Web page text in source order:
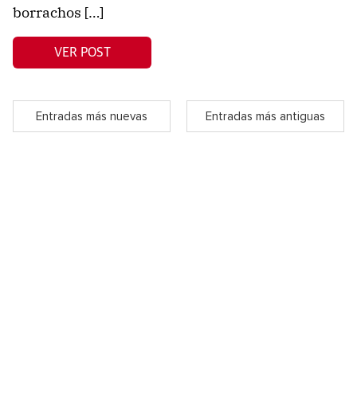
borrachos […]
VER POST
Entradas más nuevas Entradas más antiguas